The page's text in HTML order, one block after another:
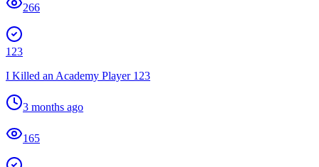
266
123
I Killed an Academy Player 123
3 months ago
165